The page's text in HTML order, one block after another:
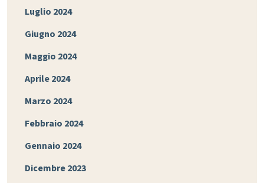
Luglio 2024
Giugno 2024
Maggio 2024
Aprile 2024
Marzo 2024
Febbraio 2024
Gennaio 2024
Dicembre 2023